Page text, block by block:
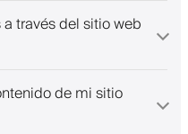
través del sitio web
de mi sitio